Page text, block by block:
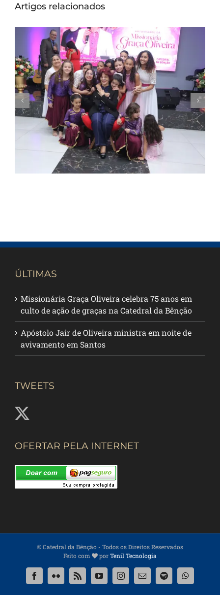
Artigos relacionados
Missionária Graça Oliveira celebra 75 anos
em culto de ação de graças na Catedral
da Bênção
ÚLTIMAS
Missionária Graça Oliveira celebra 75 anos em
culto de ação de graças na Catedral da Bênção
Apóstolo Jair de Oliveira ministra em noite de
avivamento em Santos
TWEETS
OFERTAR PELA INTERNET
© Catedral da Bênção - Todos os Direitos Reservados
Feito com
porTenil Tecnologia
FacebookFlickr Rss YouTubeInstagramEmail SpotifyWhatsApp